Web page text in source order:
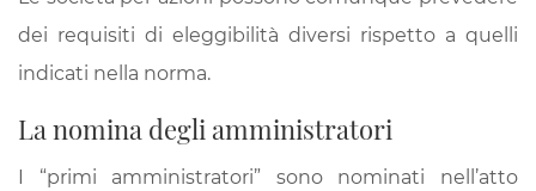
dei requisiti di eleggibilità diversi rispetto a quelli
indicati nella norma.
La nomina degli amministratori
I “primi amministratori” sono nominati nell’atto